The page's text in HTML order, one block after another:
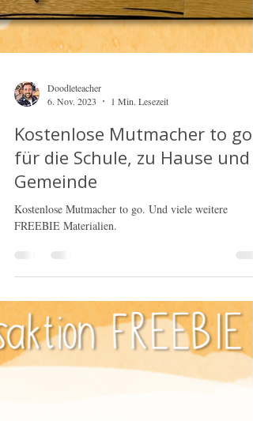
Doodleteacher
Kostenlose Mutmacher to go -
Gemeinde
Kostenlose Mutmacher to go. Und viele weitere
FREEBIE Materialien.